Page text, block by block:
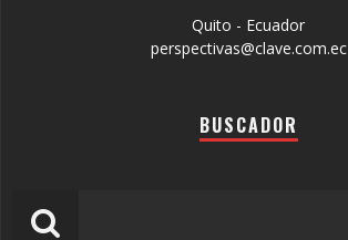
Quito - Ecuador
perspectivas@clave.com.ec
BUSCADOR